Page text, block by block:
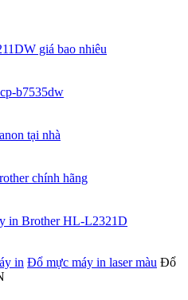
giá bao nhiêu
b7535dw
tại nhà
chính hãng
in Brother HL-L2321D
in Đổ mực máy in laser màu Đổ